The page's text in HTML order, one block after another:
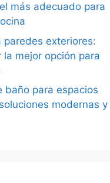
más adecuado para
paredes exteriores:
la mejor opción para
baño para espacios
modernas y